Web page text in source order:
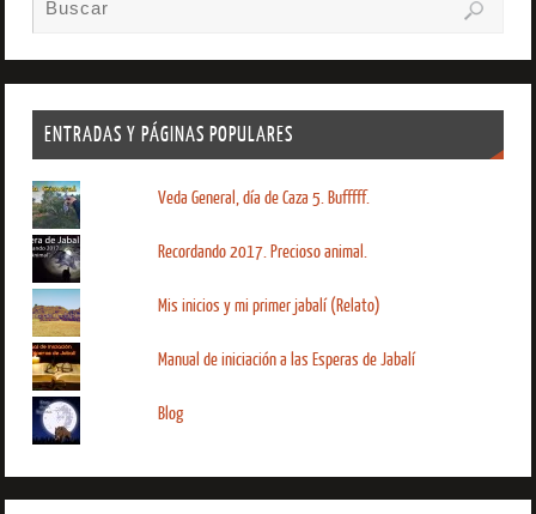
ENTRADAS Y PÁGINAS POPULARES
Veda General, día de Caza 5. Bufffff.
Recordando 2017. Precioso animal.
Mis inicios y mi primer jabalí (Relato)
Manual de iniciación a las Esperas de Jabalí
Blog